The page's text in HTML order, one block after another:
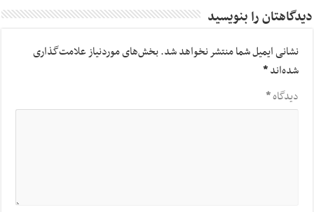
دیدگاهتان را بنویسید
نشانی ایمیل شما منتشر نخواهد شد.بخش‌های موردنیاز علامت‌گذاری
شده‌اند*
دیدگاه*